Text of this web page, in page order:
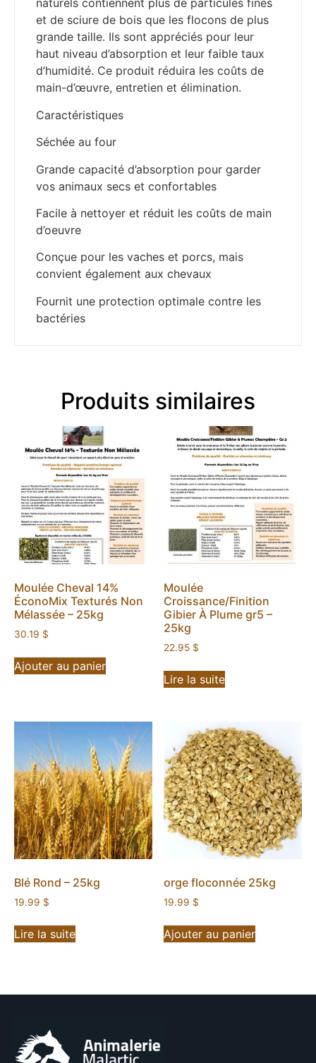
naturels contiennent plus de particules fines
et de sciure de bois que les flocons de plus
grande taille. Ils sont appréciés pour leur
haut niveau d’absorption et leur faible taux
d’humidité. Ce produit réduira les coûts de
main-d’œuvre, entretien et élimination.
Caractéristiques
Séchée au four
Grande capacité d’absorption pour garder
vos animaux secs et confortables
Facile à nettoyer et réduit les coûts de main
d’oeuvre
Conçue pour les vaches et porcs, mais
convient également aux chevaux
Fournit une protection optimale contre les
bactéries
Produits similaires
Moulée Cheval 14%
ÉconoMix Texturés Non
Mélassée – 25kg
30.19 $
Ajouter au panier
Moulée
Croissance/Finition
Gibier À Plume gr5 –
25kg
22.95 $
Lire la suite
Blé Rond – 25kg
19.99 $
Lire la suite
orge floconnée 25kg
19.99 $
Ajouter au panier